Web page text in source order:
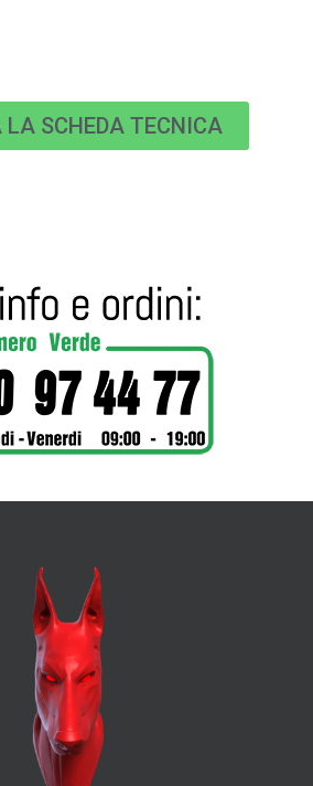
LA SCHEDA TECNICA